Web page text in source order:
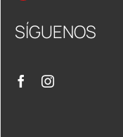
SÍGUENOS